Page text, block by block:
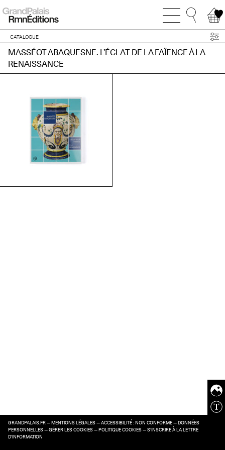
CATALOGUE
MASSÉOT ABAQUESNE. L’ÉCLAT DE LA FAÏENCE À LA
RENAISSANCE
GRANDPALAIS.FR — MENTIONS LÉGALES — ACCESSIBILITÉ : NON CONFORME — DONNÉES
PERSONNELLES — GÉRER LES COOKIES — POLITIQUE COOKIES — S’INSCRIRE À LA LETTRE
D’INFORMATION